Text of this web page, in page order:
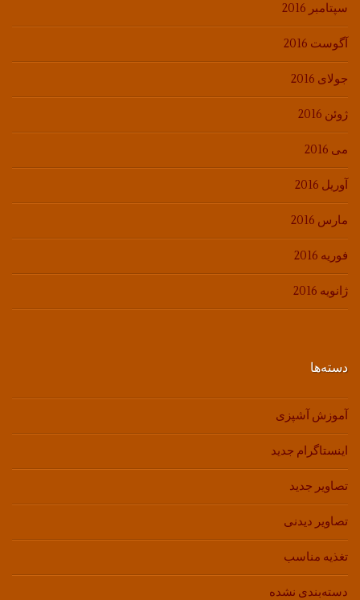
سپتامبر 2016
آگوست 2016
جولای 2016
ژوئن 2016
می 2016
آوریل 2016
مارس 2016
فوریه 2016
ژانویه 2016
دسته‌ها
آموزش آشپزی
اینستاگرام جدید
تصاویر جدید
تصاویر دیدنی
تغذیه مناسب
دسته‌بندی نشده